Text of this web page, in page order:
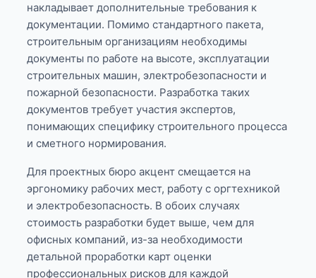
накладывает дополнительные требования к
документации. Помимо стандартного пакета,
строительным организациям необходимы
документы по работе на высоте, эксплуатации
строительных машин, электробезопасности и
пожарной безопасности. Разработка таких
документов требует участия экспертов,
понимающих специфику строительного процесса
и сметного нормирования.
Для проектных бюро акцент смещается на
эргономику рабочих мест, работу с оргтехникой
и электробезопасность. В обоих случаях
стоимость разработки будет выше, чем для
офисных компаний, из-за необходимости
детальной проработки карт оценки
профессиональных рисков для каждой